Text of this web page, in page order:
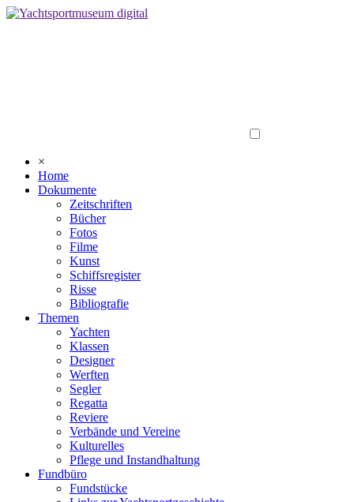
×
Home
Dokumente
Zeitschriften
Bücher
Fotos
Filme
Kunst
Schiffsregister
Risse
Bibliografie
Themen
Yachten
Klassen
Designer
Werften
Segler
Regatta
Reviere
Verbände und Vereine
Kulturelles
Pflege und Instandhaltung
Fundbüro
Fundstücke